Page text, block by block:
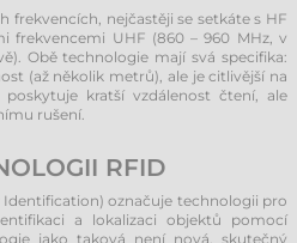
frekvencích, nejčastěji se setkáte s HF
frekvencemi UHF (860 – 960 MHz, v
Obě technologie mají svá specifika:
(až několik metrů), ale je citlivější na
kratší vzdálenost čtení, ale
rušení.
RFID
označuje technologii pro
a lokalizaci objektů pomocí
jako taková není nová, skutečný